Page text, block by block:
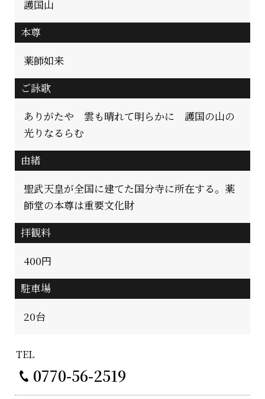
護国山
本尊
薬師如来
ご詠歌
ありがたや 雲も晴れて明らかに 護国の山の
光りなるらむ
由緒
聖武天皇が全国に建てた国分寺に所在する。薬
師堂の本尊は重要文化財
拝観料
400円
駐車場
20台
TEL
0770-56-2519